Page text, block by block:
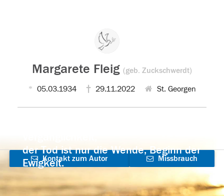
Margarete Fleig (geb. Zuckschwerdt)
05.03.1934 29.11.2022 St. Georgen
der Tod ist nur die Wende, Beginn der
Ewigkeit.
Kontakt zum Autor
aufnehmen
Missbrauch